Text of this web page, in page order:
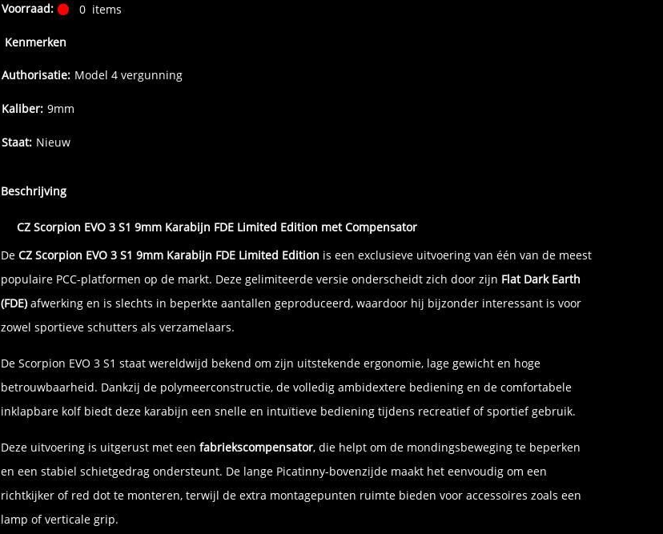
Voorraad: 0 items
Kenmerken
Authorisatie: Model 4 vergunning
Kaliber: 9mm
Staat: Nieuw
Beschrijving
CZ Scorpion EVO 3 S1 9mm Karabijn FDE Limited Edition met Compensator
De CZ Scorpion EVO 3 S1 9mm Karabijn FDE Limited Edition is een exclusieve uitvoering van één van de meest
populaire PCC-platformen op de markt. Deze gelimiteerde versie onderscheidt zich door zijn Flat Dark Earth
(FDE)afwerking en is slechts in beperkte aantallen geproduceerd, waardoor hij bijzonder interessant is voor
zowel sportieve schutters als verzamelaars.
De Scorpion EVO 3 S1 staat wereldwijd bekend om zijn uitstekende ergonomie, lage gewicht en hoge
betrouwbaarheid. Dankzij de polymeerconstructie, de volledig ambidextere bediening en de comfortabele
inklapbare kolf biedt deze karabijn een snelle en intuïtieve bediening tijdens recreatief of sportief gebruik.
Deze uitvoering is uitgerust met een fabriekscompensator, die helpt om de mondingsbeweging te beperken
en een stabiel schietgedrag ondersteunt. De lange Picatinny-bovenzijde maakt het eenvoudig om een
richtkijker of red dot te monteren, terwijl de extra montagepunten ruimte bieden voor accessoires zoals een
lamp of verticale grip.